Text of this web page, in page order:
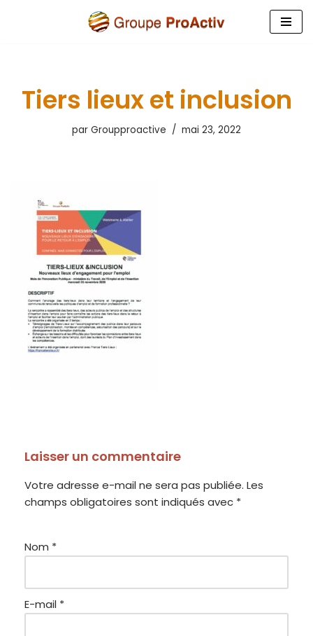
Tiers lieux et inclusion
par Groupproactive mai 23, 2022
Laisser un commentaire
Votre adresse e-mail ne sera pas publiée. Les
champs obligatoires sont indiqués avec *
Nom *
E-mail *